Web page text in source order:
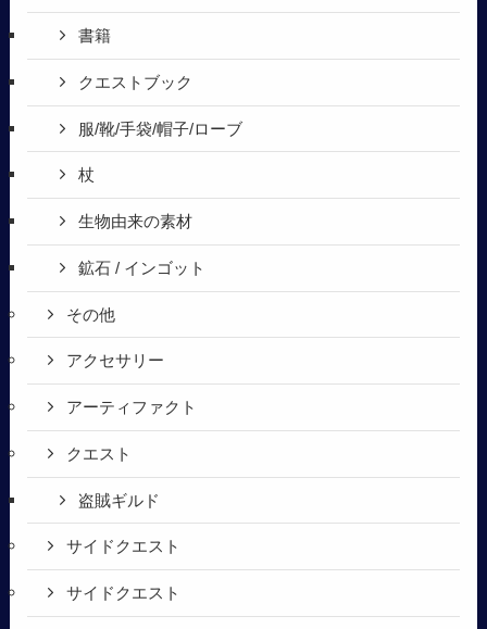
書籍
クエストブック
服/靴/手袋/帽子/ローブ
杖
生物由来の素材
鉱石 / インゴット
その他
アクセサリー
アーティファクト
クエスト
盗賊ギルド
サイドクエスト
サイドクエスト